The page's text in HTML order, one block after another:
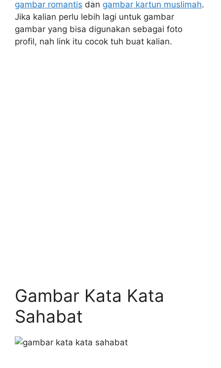
gambar romantis dan gambar kartun muslimah.
Jika kalian perlu lebih lagi untuk gambar
gambar yang bisa digunakan sebagai foto
profil, nah link itu cocok tuh buat kalian.
Gambar Kata Kata
Sahabat